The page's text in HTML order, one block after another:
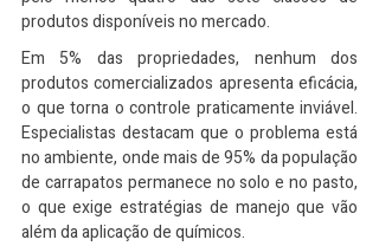
produtos disponíveis no mercado.
Em 5% das propriedades, nenhum dos
produtos comercializados apresenta eficácia,
o que torna o controle praticamente inviável.
Especialistas destacam que o problema está
no ambiente, onde mais de 95% da população
de carrapatos permanece no solo e no pasto,
o que exige estratégias de manejo que vão
além da aplicação de químicos.